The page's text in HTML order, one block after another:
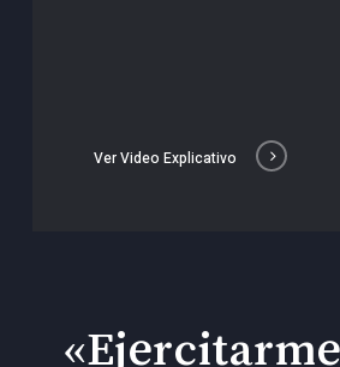
Ver Video Explicativo